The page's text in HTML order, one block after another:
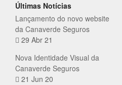
Últimas Notícias
Lançamento do novo website
da Canaverde Seguros
29 Abr 21
Nova Identidade Visual da
Canaverde Seguros
21 Jun 20